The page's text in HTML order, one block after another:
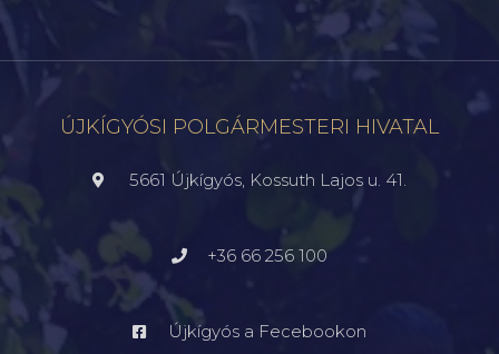
ÚJKÍGYÓSI POLGÁRMESTERI HIVATAL
5661 Újkígyós, Kossuth Lajos u. 41.
+36 66 256 100
Újkígyós a Fecebookon